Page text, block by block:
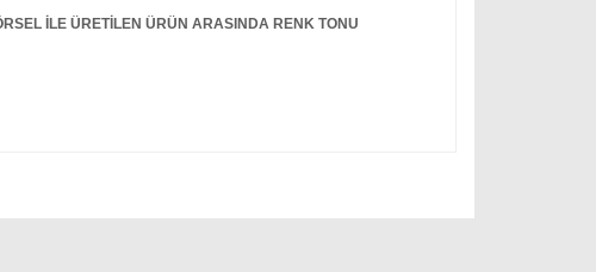
İLE ÜRETİLEN ÜRÜN ARASINDA RENK TONU